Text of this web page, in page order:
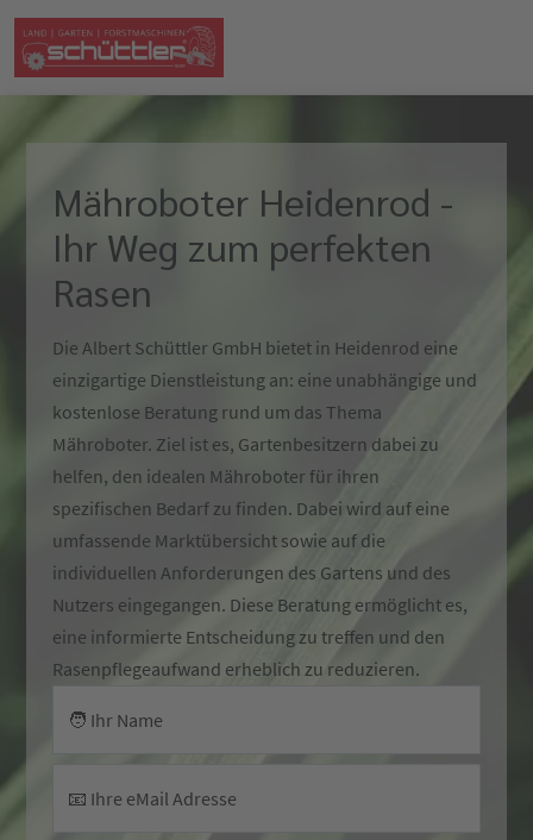
Mähroboter Heidenrod -
Ihr Weg zum perfekten
Rasen
Die Albert Schüttler GmbH bietet in Heidenrod eine
einzigartige Dienstleistung an: eine unabhängige und
kostenlose Beratung rund um das Thema
Mähroboter. Ziel ist es, Gartenbesitzern dabei zu
helfen, den idealen Mähroboter für ihren
spezifischen Bedarf zu finden. Dabei wird auf eine
umfassende Marktübersicht sowie auf die
individuellen Anforderungen des Gartens und des
Nutzers eingegangen. Diese Beratung ermöglicht es,
eine informierte Entscheidung zu treffen und den
Rasenpflegeaufwand erheblich zu reduzieren.
🧑 Ihr Name
📧 Ihre eMail Adresse